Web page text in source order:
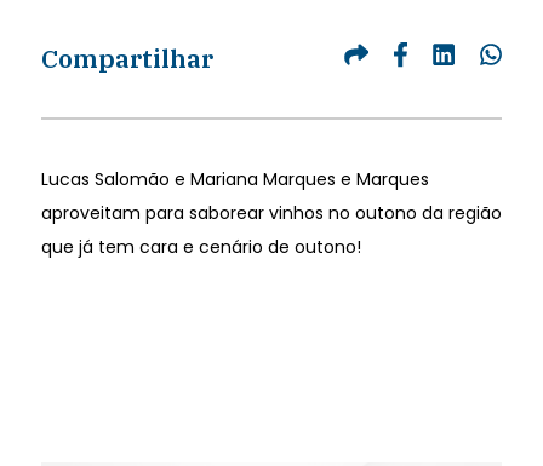
Compartilhar
Lucas Salomão e Mariana Marques e Marques
aproveitam para saborear vinhos no outono da região
que já tem cara e cenário de outono!